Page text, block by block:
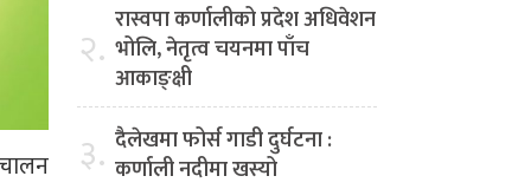
२. रास्वपा कर्णालीको प्रदेश अधिवेशन
भोलि, नेतृत्व चयनमा पाँच
आकाङ्क्षी
३. दैलेखमा फोर्स गाडी दुर्घटना :
कर्णाली नदीमा खस्यो